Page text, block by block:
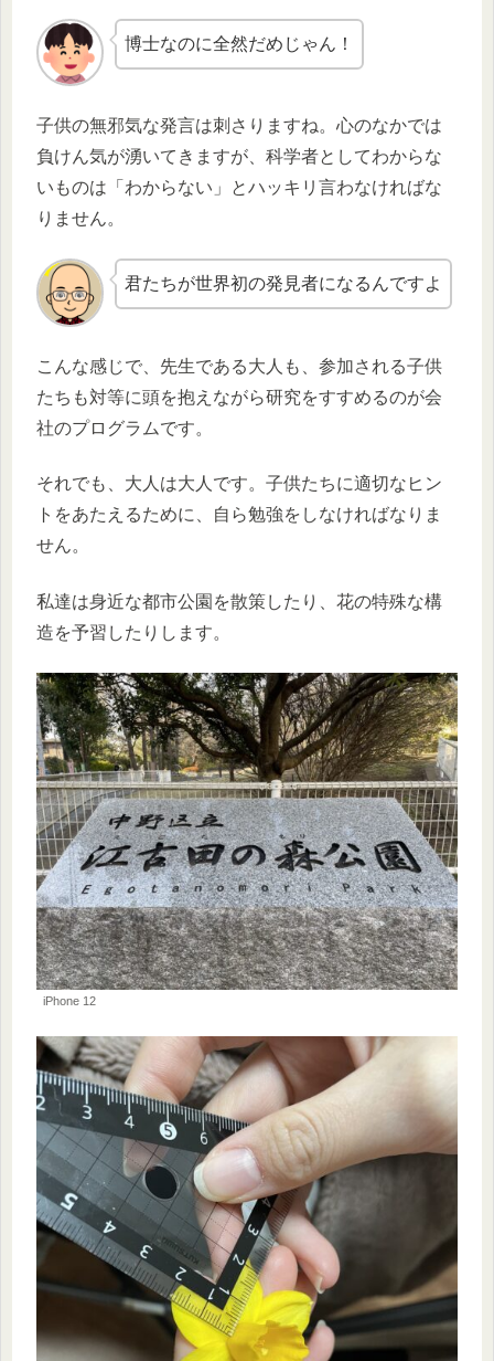
博士なのに全然だめじゃん！
子供の無邪気な発言は刺さりますね。心のなかでは
負けん気が湧いてきますが、科学者としてわからな
いものは「わからない」とハッキリ言わなければな
りません。
君たちが世界初の発見者になるんですよ
こんな感じで、先生である大人も、参加される子供
たちも対等に頭を抱えながら研究をすすめるのが会
社のプログラムです。
それでも、大人は大人です。子供たちに適切なヒン
トをあたえるために、自ら勉強をしなければなりま
せん。
私達は身近な都市公園を散策したり、花の特殊な構
造を予習したりします。
iPhone 12